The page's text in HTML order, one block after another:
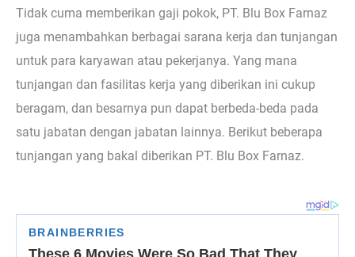
Tidak cuma memberikan gaji pokok, PT. Blu Box Farnaz
juga menambahkan berbagai sarana kerja dan tunjangan
untuk para karyawan atau pekerjanya. Yang mana
tunjangan dan fasilitas kerja yang diberikan ini cukup
beragam, dan besarnya pun dapat berbeda-beda pada
satu jabatan dengan jabatan lainnya. Berikut beberapa
tunjangan yang bakal diberikan PT. Blu Box Farnaz.